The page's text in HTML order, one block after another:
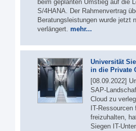
beim geplanten Umstieg auf die
S/4HANA. Der Rahmenvertrag
Beratungsleistungen wurde jetzt
verlängert. mehr...
Universität
in die Private
[08.09.2022]
SAP-
Cloud zu
IT-
freizuhalten,
Siegen IT-